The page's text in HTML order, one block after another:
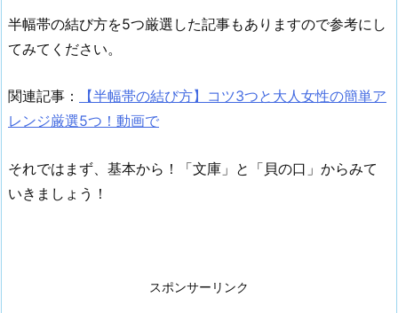
半幅帯の結び方を5つ厳選した記事もありますので参考にし
てみてください。
関連記事：
【半幅帯の結び方】コツ3つと大人女性の簡単ア
レンジ厳選5つ！動画で
それではまず、基本から！「文庫」と「貝の口」からみて
いきましょう！
スポンサーリンク